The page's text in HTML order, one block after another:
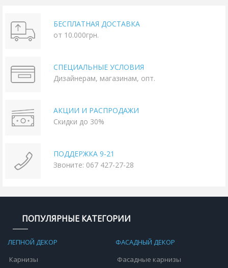
БЕСПЛАТНАЯ ДОСТАВКА
от 10.000грн.
СПЕЦИАЛЬНЫЕ УСЛОВИЯ
Дизайнерам, магазинам, опт.
АКЦИИ И РАСПРОДАЖИ
Скидки до 30%
ПОДДЕРЖКА 9-21
Звоните: 067 427-27-28
ПОПУЛЯРНЫЕ КАТЕГОРИИ
ЛЕПНОЙ ДЕКОР
Карнизы
ФАСАДНЫЙ ДЕКОР
Фасадные карнизы